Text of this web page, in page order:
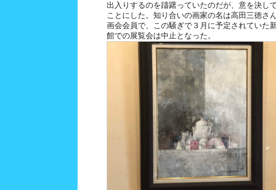
出入りするのを躊躇っていたのだが、意を決し
ことにした。知り合いの画家の名は高田三徳さ
画会会員で、この騒ぎで３月に予定されていた
館での展覧会は中止となった。